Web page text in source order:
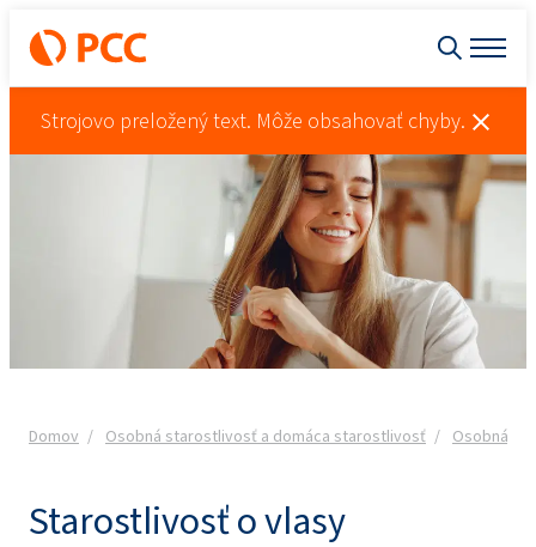
Strojovo preložený text. Môže obsahovať chyby.
Domov Osobná starostlivosť a domáca starostlivosť Osobná
Starostlivosť o vlasy